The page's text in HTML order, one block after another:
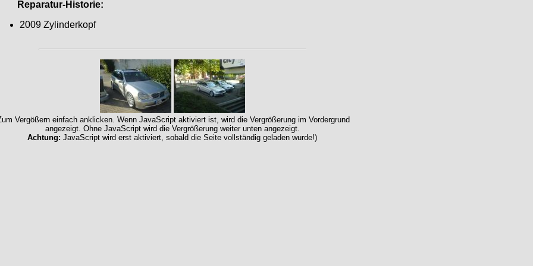
Historie:
2009 Zylinderkopf
Vergößern einfach anklicken. Wenn JavaScript aktiviert ist, wird die Vergrößerung im Vordergrund
angezeigt. Ohne JavaScript wird die Vergrößerung weiter unten angezeigt.
Achtung: JavaScript wird erst aktiviert, sobald die Seite vollständig geladen wurde!)